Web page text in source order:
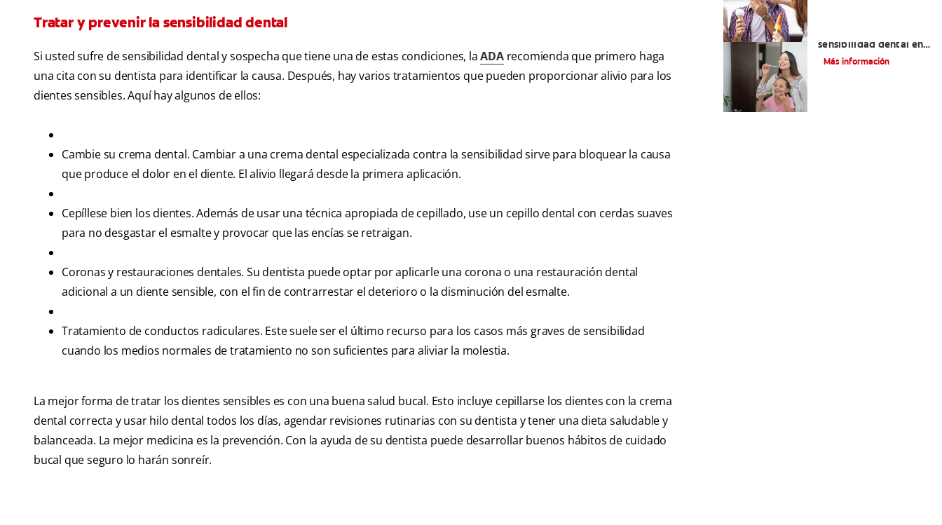
Tratar y prevenir la sensibilidad dental
Si usted sufre de sensibilidad dental y sospecha que tiene una de estas condiciones, laADArecomienda que primero haga
una cita con su dentista para identificar la causa. Después, hay varios tratamientos que pueden proporcionar alivio para los
dientes sensibles. Aquí hay algunos de ellos:
Cambie su crema dental. Cambiar a una crema dental especializada contra la sensibilidad sirve para bloquear la causa
que produce el dolor en el diente. El alivio llegará desde la primera aplicación.
Cepíllese bien los dientes. Además de usar una técnica apropiada de cepillado, use un cepillo dental con cerdas suaves
para no desgastar el esmalte y provocar que las encías se retraigan.
Coronas y restauraciones dentales. Su dentista puede optar por aplicarle una corona o una restauración dental
adicional a un diente sensible, con el fin de contrarrestar el deterioro o la disminución del esmalte.
Tratamiento de conductos radiculares. Este suele ser el último recurso para los casos más graves de sensibilidad
cuando los medios normales de tratamiento no son suficientes para aliviar la molestia.
La mejor forma de tratar los dientes sensibles es con una buena salud bucal. Esto incluye cepillarse los dientes con la crema
dental correcta y usar hilo dental todos los días, agendar revisiones rutinarias con su dentista y tener una dieta saludable y
balanceada. La mejor medicina es la prevención. Con la ayuda de su dentista puede desarrollar buenos hábitos de cuidado
bucal que seguro lo harán sonreír.
sensibilidad dental en
niñas y niños
Más información